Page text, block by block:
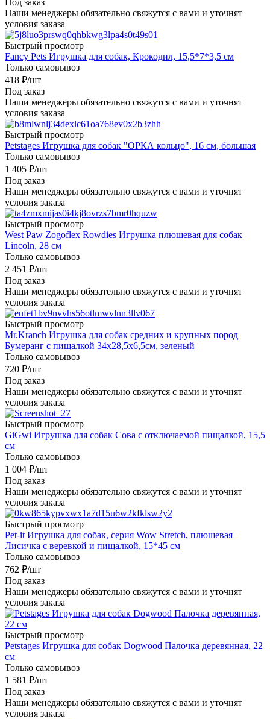
Наши менеджеры обязательно свяжутся с вами и уточнят
условия заказа
Быстрый просмотр
Fancy Pets Игрушка для собак, Крокодил, 15,5*7*3,5 см
Только самовывоз
418 ₽/шт
Под заказ
Наши менеджеры обязательно свяжутся с вами и уточнят
условия заказа
Быстрый просмотр
Petstages Игрушка для собак "ОРКА кольцо", 16 см, большая
Только самовывоз
1 405 ₽/шт
Под заказ
Наши менеджеры обязательно свяжутся с вами и уточнят
условия заказа
Быстрый просмотр
West Paw Zogoflex Rowdies Игрушка плюшевая для собак
Lincoln, 28 см
Только самовывоз
2 451 ₽/шт
Под заказ
Наши менеджеры обязательно свяжутся с вами и уточнят
условия заказа
Быстрый просмотр
Mr.Kranch Игрушка для собак средних и крупных пород
Бумеранг с пищалкой 34х28,5х6,5см, зеленый
Только самовывоз
720 ₽/шт
Под заказ
Наши менеджеры обязательно свяжутся с вами и уточнят
условия заказа
Быстрый просмотр
GiGwi Игрушка для собак Сова с отключаемой пищалкой, 15,5
см
Только самовывоз
1 004 ₽/шт
Под заказ
Наши менеджеры обязательно свяжутся с вами и уточнят
условия заказа
Быстрый просмотр
Pet-it Игрушка для собак, серия Wow Stretch, плюшевая
Лисичка с веревкой и пищалкой, 15*45 см
Только самовывоз
762 ₽/шт
Под заказ
Наши менеджеры обязательно свяжутся с вами и уточнят
условия заказа
Быстрый просмотр
Petstages Игрушка для собак Dogwood Палочка деревянная, 22
см
Только самовывоз
1 581 ₽/шт
Под заказ
Наши менеджеры обязательно свяжутся с вами и уточнят
условия заказа